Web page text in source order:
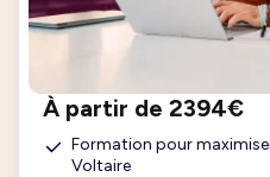
À partir de 2394€
Formation pour
Voltaire